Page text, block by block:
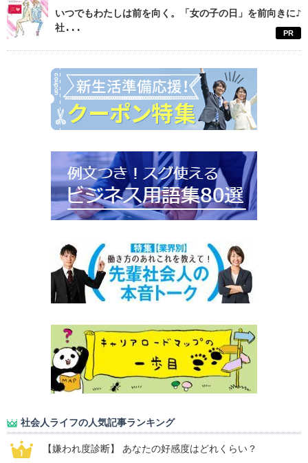
いつでもわたしは前を向く。「女の子の日」を前向きに♪
社...
PR
社会人ライフの人気記事ランキング
【嫌われ度診断】 あなたの好感度はどれくらい？